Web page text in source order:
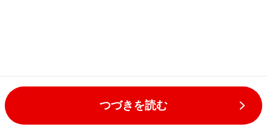
つづきを読む